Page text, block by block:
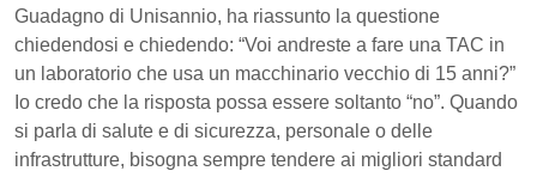
Guadagno di Unisannio, ha riassunto la questione
chiedendosi e chiedendo: “Voi andreste a fare una TAC in
un laboratorio che usa un macchinario vecchio di 15 anni?”
Io credo che la risposta possa essere soltanto “no”. Quando
si parla di salute e di sicurezza, personale o delle
infrastrutture, bisogna sempre tendere ai migliori standard